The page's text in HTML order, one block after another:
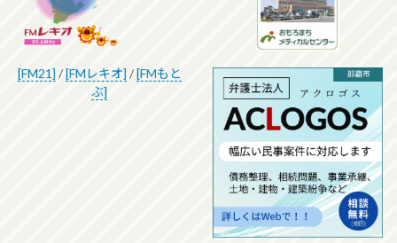
[FM21] /[FMレキオ] /[FMもと
ぶ]